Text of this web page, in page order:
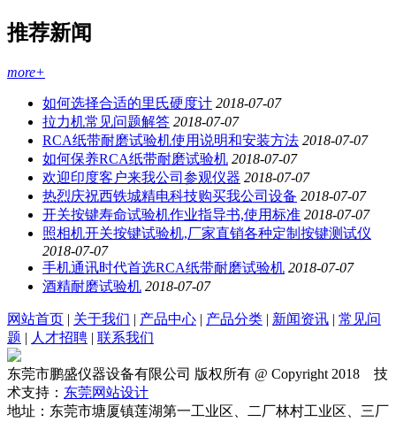
推荐新闻
more+
如何选择合适的里氏硬度计 2018-07-07
拉力机常见问题解答 2018-07-07
RCA纸带耐磨试验机使用说明和安装方法 2018-07-07
如何保养RCA纸带耐磨试验机 2018-07-07
欢迎印度客户来我公司参观仪器 2018-07-07
热烈庆祝西铁城精电科技购买我公司设备 2018-07-07
开关按键寿命试验机作业指导书,使用标准 2018-07-07
照相机开关按键试验机,厂家直销各种定制按键测试仪
2018-07-07
手机通讯时代首选RCA纸带耐磨试验机 2018-07-07
酒精耐磨试验机 2018-07-07
网站首页 | 关于我们 | 产品中心 | 产品分类 | 新闻资讯 | 常见问
题 | 人才招聘 | 联系我们
东莞市鹏盛仪器设备有限公司 版权所有 @ Copyright 2018 技
术支持： 东莞网站设计
地址：东莞市塘厦镇莲湖第一工业区、二厂林村工业区、三厂